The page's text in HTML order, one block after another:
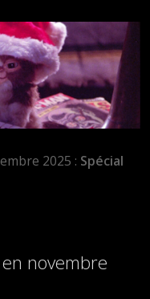
2025 : Spécial
novembre